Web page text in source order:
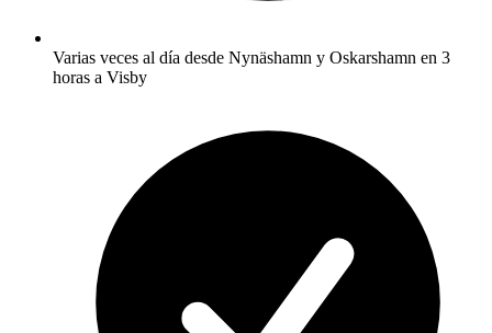
Varias veces al día desde Nynäshamn y Oskarshamn en 3
horas a Visby